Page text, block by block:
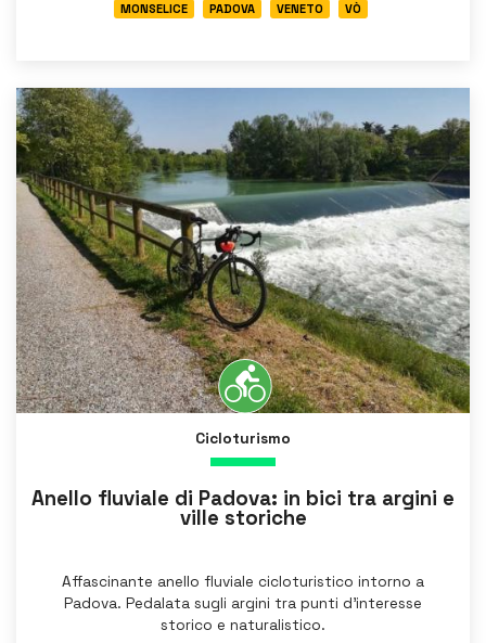
MONSELICE
PADOVA VENETO VÒ
Cicloturismo
Anello fluviale di Padova: in bici tra argini e
ville storiche
Affascinante anello fluviale cicloturistico intorno a
Padova. Pedalata sugli argini tra punti d’interesse
storico e naturalistico.